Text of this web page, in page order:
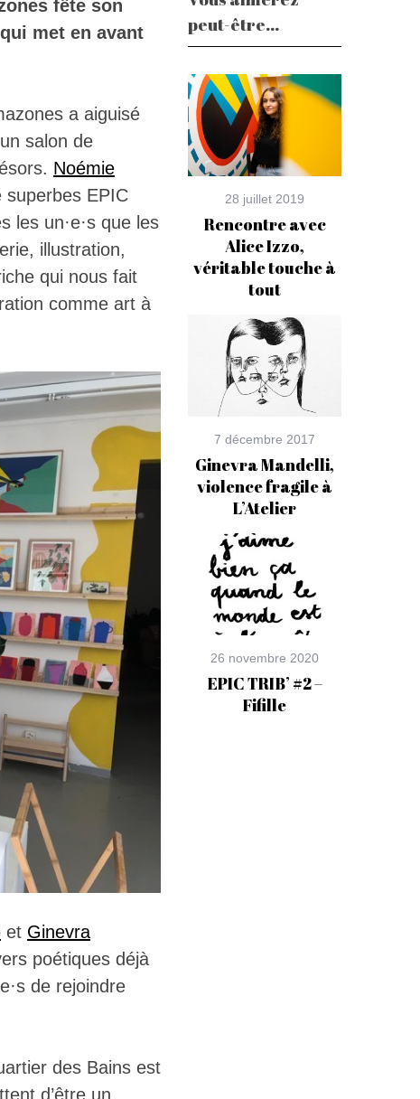
fête son
met en avant
a aiguisé
salon de
Noémie
superbes EPIC
les un·e·s que les
illustration,
qui nous fait
comme art à
et Ginevra
poétiques déjà
de rejoindre
des Bains est
d’être un
peut-être...
28 juillet 2019
Rencontre avec
Alice Izzo,
véritable touche à
tout
7 décembre 2017
Ginevra Mandelli,
violence fragile à
L’Atelier
26 novembre 2020
EPIC TRIB’ #2 –
Fifille